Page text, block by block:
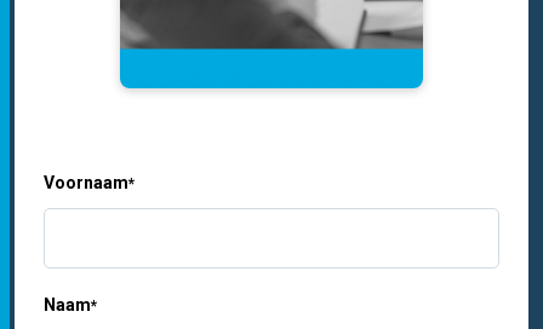
Voornaam*
Naam*